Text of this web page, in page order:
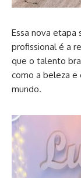
Essa nova etapa
profissional é a
que o talento
como a beleza e
mundo.